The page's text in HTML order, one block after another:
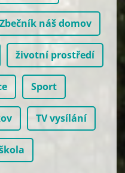
Zbečník náš domov
životní prostředí
Sport
TV vysílání